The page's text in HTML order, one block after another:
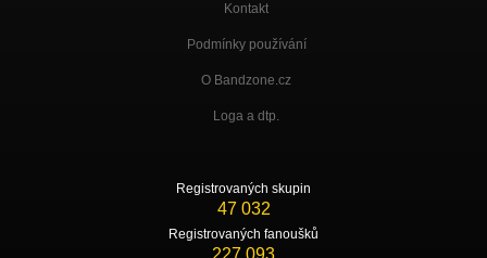
Kontakt
Podmínky používání
O Bandzone.cz
Loga a dtp.
Registrovaných skupin
47 032
Registrovaných fanoušků